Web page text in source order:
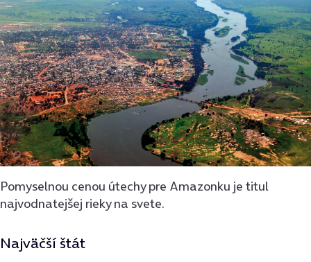
Pomyselnou cenou útechy pre Amazonku je titul
najvodnatejšej rieky na svete.
Najväčší štát